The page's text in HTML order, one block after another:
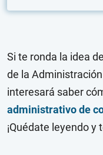
Si te ronda la idea
de la
interesará saber
administrativo de
¡Quédate leyendo y